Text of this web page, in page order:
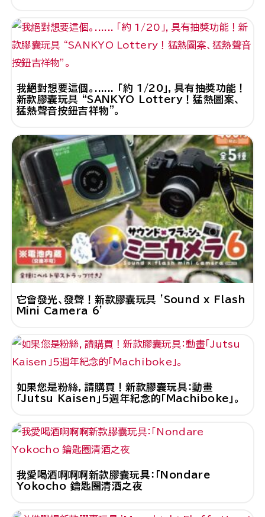
我絕對想要這個。...... 「約 1/20」，具有抽獎功能！
新款膠囊玩具 “SANKYO Lottery！猛熱圖案、
猛熱聲音按鈕吉祥物”。
它會發光、發聲！新款膠囊玩具 'Sound x Flash
Mini Camera 6'
如果您是粉絲，請購買！新款膠囊玩具：動畫
「Jutsu Kaisen」5週年紀念的「Machiboke」。
我愛喝酒啊啊啊新款膠囊玩具：「Nondare
Yokocho 鑰匙圈清酒之夜